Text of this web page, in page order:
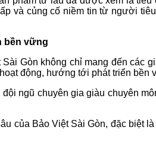
và củng cố niềm tin từ người
bền vững
Gòn không chỉ mang đến các
động, hướng tới phát triển bền
ngũ chuyên gia giàu chuyên
của Bảo Việt Sài Gòn, đặc biệt